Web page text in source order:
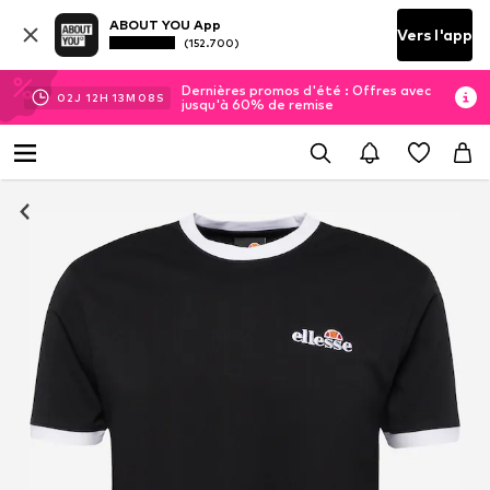
ABOUT YOU App
(152.700) Vers l'app
02J 12H 13M 07 S
Dernières promos d'été : Offres avec
jusqu'à 60% de remise